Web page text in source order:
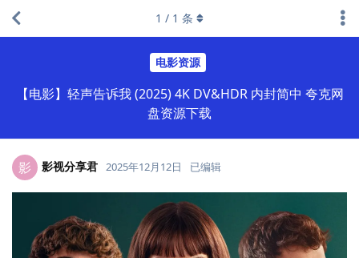
电影资源
【电影】轻声告诉我 (2025) 4K DV&HDR 内封简中 夸克网
盘资源下载
1 / 1 条
影 影视分享君 2025年12月12日 已编辑